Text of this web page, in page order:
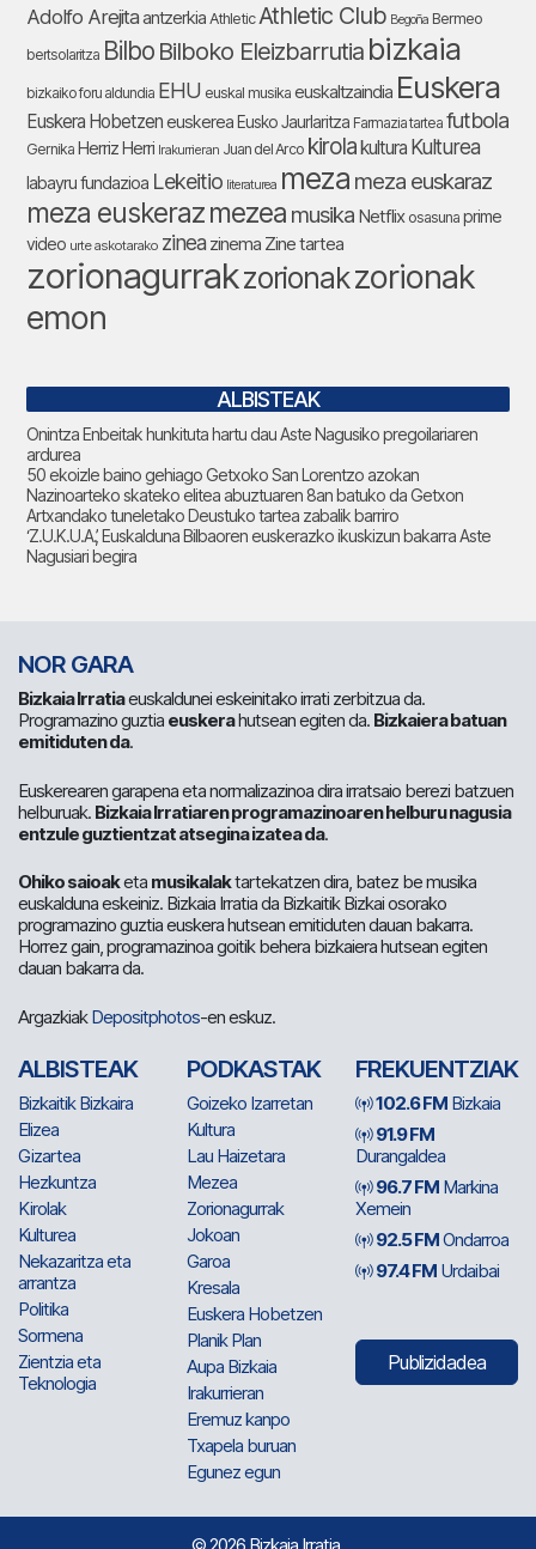
Adolfo Arejitaantzerkia Athletic Athletic Club Begoña Bermeo
bertsolaritza Bilbo Bilboko Eleizbarrutia bizkaia
bizkaiko foru aldundia EHU euskal musika euskaltzaindia Euskera
Euskera Hobetzeneuskerea Eusko Jaurlaritza Farmazia tartea futbola
Gernika Herriz Herri Irakurrieran Juan del Arco kirolakultura Kulturea
labayru fundazioa Lekeitio literaturea meza meza euskaraz
meza euskerazmezea musika Netflix osasuna prime
video urte askotarako zinea zinema Zine tartea
zorionagurrakzorionakzorionak
emon
ALBISTEAK
Onintza Enbeitak hunkituta hartu dau Aste Nagusiko pregoilariaren
ardurea
50 ekoizle baino gehiago Getxoko San Lorentzo azokan
Nazinoarteko skateko elitea abuztuaren 8an batuko da Getxon
Artxandako tuneletako Deustuko tartea zabalik barriro
‘Z.U.K.U.A.’, Euskalduna Bilbaoren euskerazko ikuskizun bakarra Aste
Nagusiari begira
NOR GARA
Bizkaia Irratiaeuskaldunei eskeinitako irrati zerbitzua da.
Programazino guztia euskerahutsean egiten da. Bizkaiera batuan
emitiduten da.
Euskerearen garapena eta normalizazinoa dira irratsaio berezi batzuen
helburuak. Bizkaia Irratiaren programazinoaren helburu nagusia
entzule guztientzat atsegina izatea da.
Ohiko saioaketa musikalaktartekatzen dira, batez be musika
euskalduna eskeiniz. Bizkaia Irratia da Bizkaitik Bizkai osorako
programazino guztia euskera hutsean emitiduten dauan bakarra.
Horrez gain, programazinoa goitik behera bizkaiera hutsean egiten
dauan bakarra da.
ArgazkiakDepositphotos-en eskuz.
ALBISTEAK
Bizkaitik Bizkaira
Elizea
Gizartea
Hezkuntza
Kirolak
Kulturea
Nekazaritza eta
arrantza
Politika
Sormena
Zientzia eta
Teknologia
PODKASTAK
Goizeko Izarretan
Kultura
Lau Haizetara
Mezea
Zorionagurrak
Jokoan
Garoa
Kresala
Euskera Hobetzen
Planik Plan
Aupa Bizkaia
Irakurrieran
Eremuz kanpo
Txapela buruan
Egunez egun
FREKUENTZIAK
102.6 FM Bizkaia
91.9 FM
Durangaldea
96.7 FM Markina
Xemein
92.5 FMOndarroa
97.4 FM Urdaibai
Publizidadea